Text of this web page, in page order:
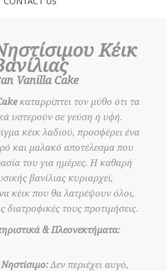
Κέικ
Vanilla Cake
καταρρίπτει τον μύθο ότι τα
υστερούν σε γεύση ή υφή.
κέικ λαδιού, προσφέρει ένα
και μαλακό αποτέλεσμα που
του για ημέρες. Η καθαρή
βανίλιας κυριαρχεί,
κέικ που θα λατρέψουν όλοι,
διατροφικές τους προτιμήσεις.
& Πλεονεκτήματα:
Δεν περιέχει αυγό,